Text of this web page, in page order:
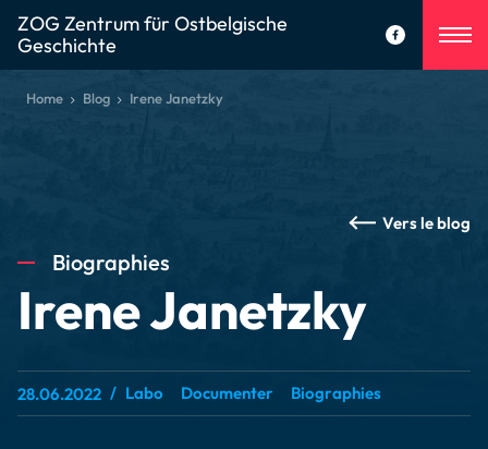
ZOG Zentrum für Ostbelgische
Geschichte
Home Blog Irene Janetzky
Vers le blog
Biographies
Irene Janetzky
28.06.2022 Labo Documenter Biographies